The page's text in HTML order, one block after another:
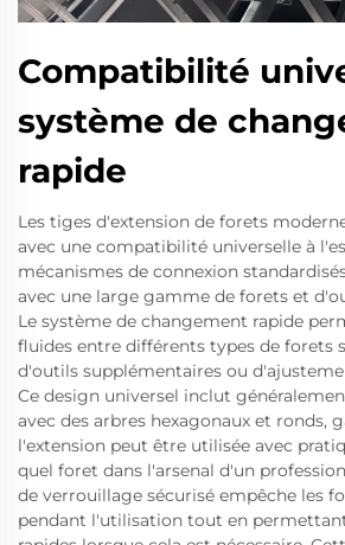
Compatibilité
système de
rapide
Les tiges d'extension de forets
avec une compatibilité universelle à
mécanismes de connexion
avec une large gamme de forets et
Le système de changement rapide
fluides entre différents types de forets
d'outils supplémentaires ou
Ce design universel inclut
avec des arbres hexagonaux et ronds,
l'extension peut être utilisée avec
quel foret dans l'arsenal d'un
de verrouillage sécurisé empêche les
pendant l'utilisation tout en